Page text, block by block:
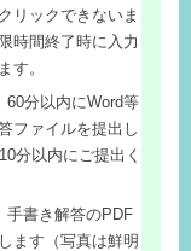
リックできないま
時間終了時に入力
す。
60分以内にWord等
ファイルを提出し
分以内にご提出く
手書き解答のPDF
ます（写真は鮮明